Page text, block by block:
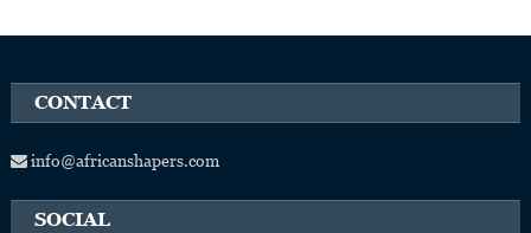
CONTACT
info@africanshapers.com
SOCIAL